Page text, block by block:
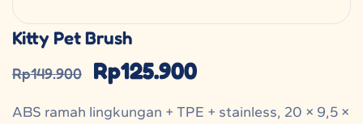
Kitty Pet Brush
Rp149.900 Rp125.900
ABS ramah lingkungan + TPE + stainless, 20 × 9,5 ×